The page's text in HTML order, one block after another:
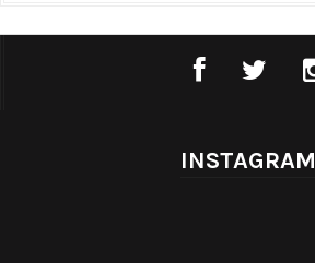
INSTAGRAM